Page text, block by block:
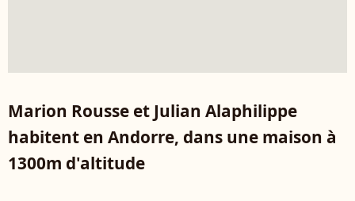
Marion Rousse et Julian Alaphilippe
habitent en Andorre, dans une maison à
1300m d'altitude